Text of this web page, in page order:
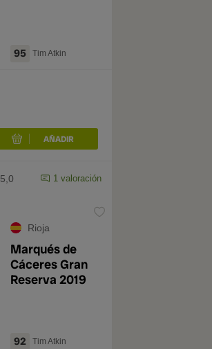
95 Tim Atkin
5,0 1 valoración
Rioja
Marqués de
Cáceres Gran
Reserva 2019
92 Tim Atkin